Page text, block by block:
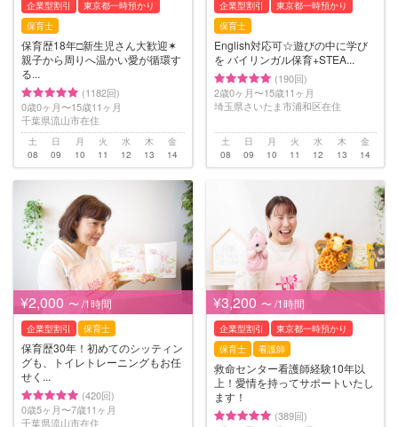
企業型割引
東京都一時預かり
保育士
保育歴18年□︎新生児さん大歓迎✶
親子から周りへ温かい愛が循環す
る...
(1182回)
0歳0ヶ月〜15歳11ヶ月
千葉県流山市在住
土
08
日
09
月
10
火
11
水
12
木
13
金
14
企業型割引
東京都一時預かり
保育士
English対応可☆遊びの中に学び
を バイリンガル保育+STEA...
(190回)
2歳0ヶ月〜15歳11ヶ月
埼玉県さいたま市浦和区在住
土
08
日
09
月
10
火
11
水
12
木
13
金
14
¥2,000 〜 /1時間
企業型割引 保育士
保育歴30年！初めてのシッティン
グも、トイレトレーニングもお任
せく...
(420回)
0歳5ヶ月〜7歳11ヶ月
千葉県流山市在住
¥3,200 〜 /1時間
企業型割引
東京都一時預かり
保育士
看護師
救命センター看護師経験10年以
上！愛情を持ってサポートいたし
ます！
(389回)